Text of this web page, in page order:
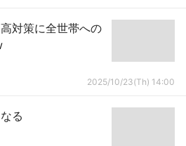
対策に全世帯への
2025/10/23(Th) 14:00
る